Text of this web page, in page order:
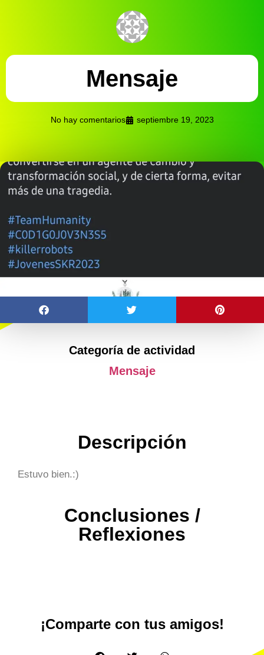
Mensaje
No hay comentarios septiembre 19, 2023
Categoría de actividad
Mensaje
Descripción
Estuvo bien.:)
Conclusiones /
Reflexiones
¡Comparte con tus amigos!